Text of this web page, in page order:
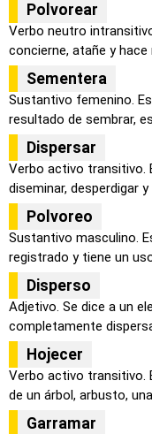
Polvorear
Verbo neutro
concierne, atañe y hace
Sementera
Sustantivo femenino.
resultado de sembrar,
Dispersar
Verbo activo transitivo.
diseminar, desperdigar y
Polvoreo
Sustantivo masculino.
registrado y tiene un
Disperso
Adjetivo. Se dice a un
completamente
Hojecer
Verbo activo transitivo.
de un árbol, arbusto,
Garramar